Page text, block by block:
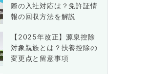
際の入社対応は？免許証情
報の回収方法を解説
【2025年改正】源泉控除
対象親族とは？扶養控除の
変更点と留意事項